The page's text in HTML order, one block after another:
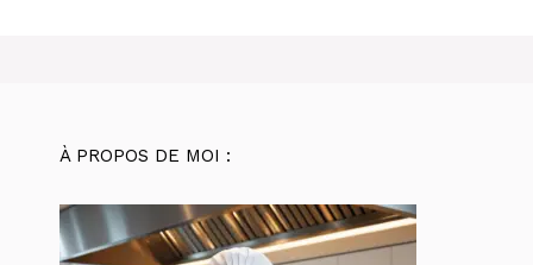
À PROPOS DE MOI :